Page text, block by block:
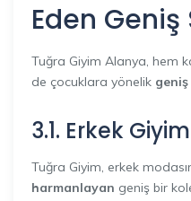
Eden
Tuğra Giyim Alanya, hem
de çocuklara yönelik
3.1. Erkek
Tuğra Giyim, erkek
harmanlayan geniş bir